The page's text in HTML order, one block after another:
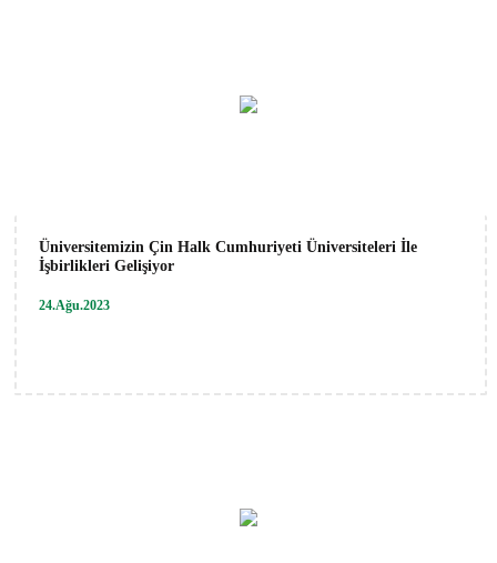
Üniversitemizin Çin Halk Cumhuriyeti Üniversiteleri İle
İşbirlikleri Gelişiyor
24.Ağu.2023